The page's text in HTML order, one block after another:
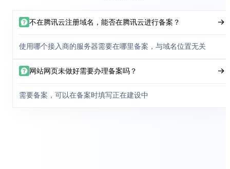
不在腾讯云注册域名，能否在腾讯云进行备案？
使用哪个接入商的服务器需要在哪里备案，与域名位置无关
网站网页未做好需要办理备案吗？
需要备案，可以在备案时填写正在建设中